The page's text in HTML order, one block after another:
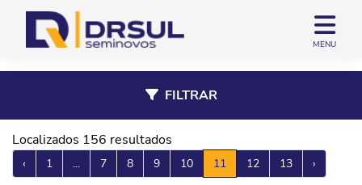
MENU
Localizados 156 resultados
‹ 1 ... 7 8 9 10 11 12 13 ›
FILTRAR